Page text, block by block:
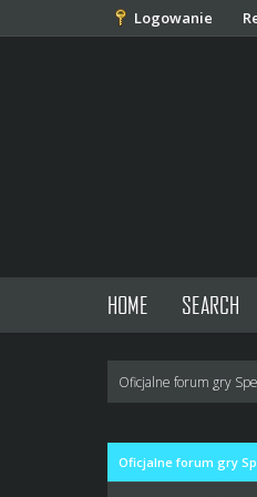
Logowanie
HOME SEARCH
Oficjalne forum gry
Oficjalne forum gry